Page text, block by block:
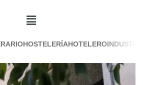
HOSTELERÍAHOTELERO